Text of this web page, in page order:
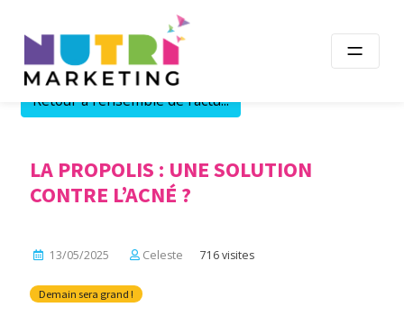
Retour à l'ensemble de l'actu...
LA PROPOLIS : UNE SOLUTION
CONTRE L’ACNÉ ?
13/05/2025 Celeste 716 visites
Demain sera grand !